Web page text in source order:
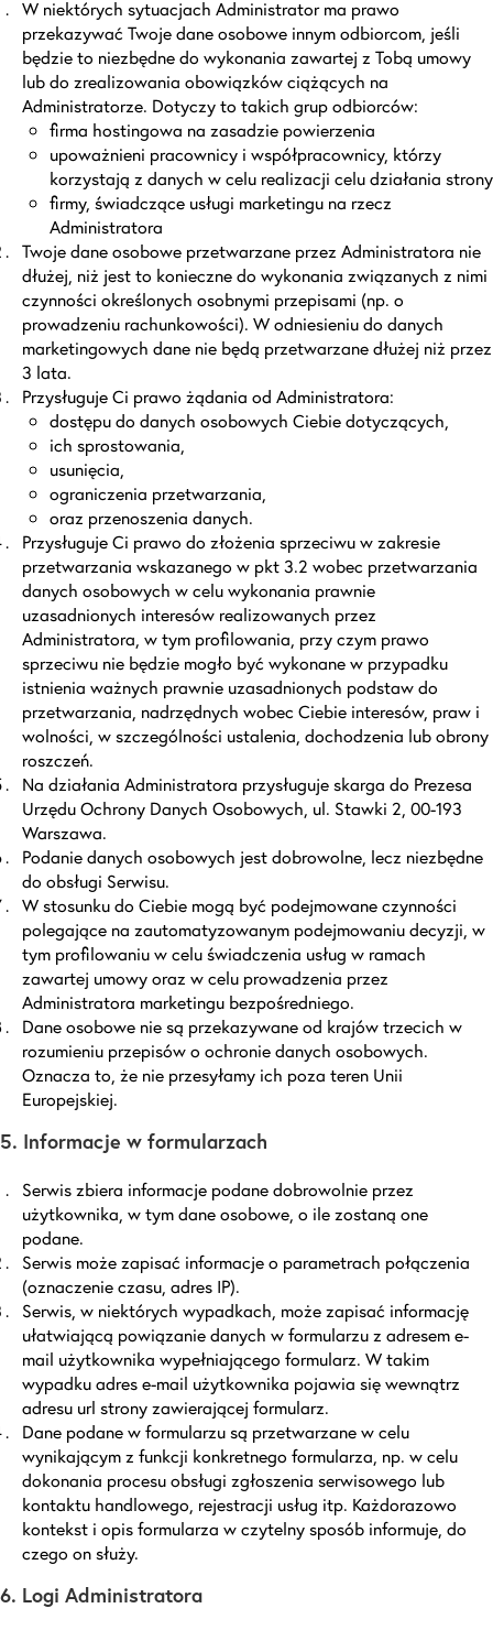
W niektórych sytuacjach Administrator ma prawo
przekazywać Twoje dane osobowe innym odbiorcom, jeśli
będzie to niezbędne do wykonania zawartej z Tobą umowy
lub do zrealizowania obowiązków ciążących na
Administratorze. Dotyczy to takich grup odbiorców:
firma hostingowa na zasadzie powierzenia
upoważnieni pracownicy i współpracownicy, którzy
korzystają z danych w celu realizacji celu działania strony
firmy, świadczące usługi marketingu na rzecz
Administratora
Twoje dane osobowe przetwarzane przez Administratora nie
dłużej, niż jest to konieczne do wykonania związanych z nimi
czynności określonych osobnymi przepisami (np. o
prowadzeniu rachunkowości). W odniesieniu do danych
marketingowych dane nie będą przetwarzane dłużej niż przez
3 lata.
Przysługuje Ci prawo żądania od Administratora:
dostępu do danych osobowych Ciebie dotyczących,
ich sprostowania,
usunięcia,
ograniczenia przetwarzania,
oraz przenoszenia danych.
Przysługuje Ci prawo do złożenia sprzeciwu w zakresie
przetwarzania wskazanego w pkt 3.2 wobec przetwarzania
danych osobowych w celu wykonania prawnie
uzasadnionych interesów realizowanych przez
Administratora, w tym profilowania, przy czym prawo
sprzeciwu nie będzie mogło być wykonane w przypadku
istnienia ważnych prawnie uzasadnionych podstaw do
przetwarzania, nadrzędnych wobec Ciebie interesów, praw i
wolności, w szczególności ustalenia, dochodzenia lub obrony
roszczeń.
Na działania Administratora przysługuje skarga do Prezesa
Urzędu Ochrony Danych Osobowych, ul. Stawki 2, 00-193
Warszawa.
Podanie danych osobowych jest dobrowolne, lecz niezbędne
do obsługi Serwisu.
W stosunku do Ciebie mogą być podejmowane czynności
polegające na zautomatyzowanym podejmowaniu decyzji, w
tym profilowaniu w celu świadczenia usług w ramach
zawartej umowy oraz w celu prowadzenia przez
Administratora marketingu bezpośredniego.
Dane osobowe nie są przekazywane od krajów trzecich w
rozumieniu przepisów o ochronie danych osobowych.
Oznacza to, że nie przesyłamy ich poza teren Unii
Europejskiej.
5. Informacje w formularzach
Serwis zbiera informacje podane dobrowolnie przez
użytkownika, w tym dane osobowe, o ile zostaną one
podane.
Serwis może zapisać informacje o parametrach połączenia
(oznaczenie czasu, adres IP).
Serwis, w niektórych wypadkach, może zapisać informację
ułatwiającą powiązanie danych w formularzu z adresem e-
mail użytkownika wypełniającego formularz. W takim
wypadku adres e-mail użytkownika pojawia się wewnątrz
adresu url strony zawierającej formularz.
Dane podane w formularzu są przetwarzane w celu
wynikającym z funkcji konkretnego formularza, np. w celu
dokonania procesu obsługi zgłoszenia serwisowego lub
kontaktu handlowego, rejestracji usług itp. Każdorazowo
kontekst i opis formularza w czytelny sposób informuje, do
czego on służy.
6. Logi Administratora